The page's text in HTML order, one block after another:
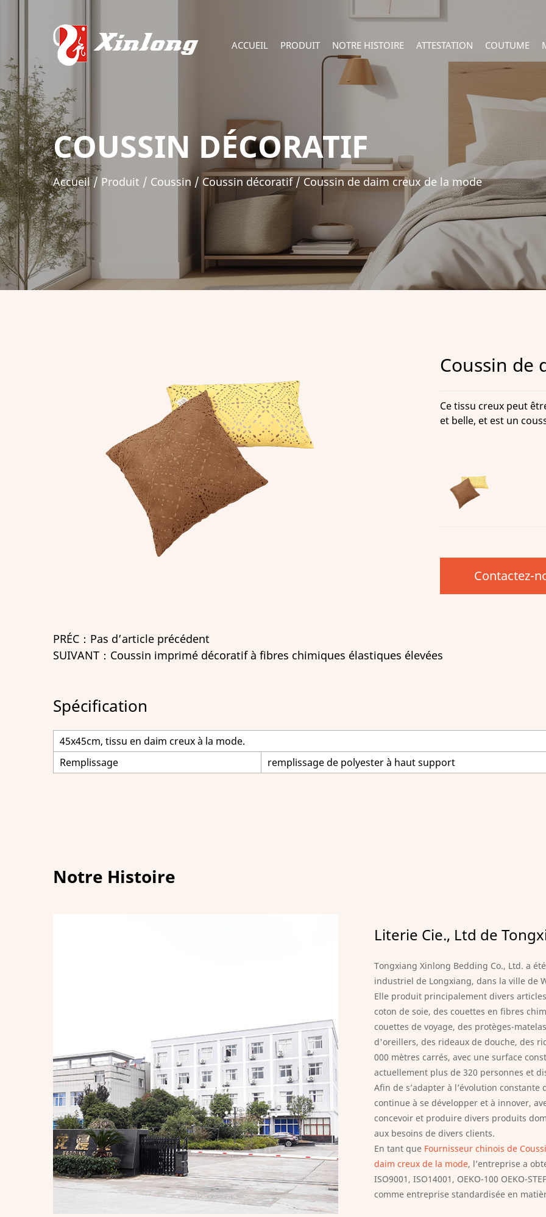
ACCUEIL PRODUIT NOTRE HISTOIRE ATTESTATION COUTUME
COUSSIN DÉCORATIF
Accueil/ Produit / Coussin / Coussin décoratif/ Coussin de daim creux de la mode
Coussin de
Ce tissu creux peut
et belle, et est un
Contactez-
PRÉC：Pas d’article précédent
SUIVANT：Coussin imprimé décoratif à fibres chimiques élastiques élevées
Spécification
45x45cm, tissu en daim creux à la mode.
Remplissage
remplissage de polyester à haut support
Notre Histoire
Literie Cie., Ltd de
Tongxiang Xinlong Bedding Co., Ltd. a
industriel de Longxiang, dans la ville de
Elle produit principalement divers
coton de soie, des couettes en fibres
couettes de voyage, des protèges-
d'oreillers, des rideaux de douche, des
000 mètres carrés, avec une surface
actuellement plus de 320 personnes et
Afin de s’adapter à l’évolution
continue à se développer et à innover,
concevoir et produire divers produits
aux besoins de divers clients.
En tant que Fournisseur chinois de
daim creux de la mode, l’entreprise a
ISO9001, ISO14001, OEKO-100 OEKO-
comme entreprise standardisée en